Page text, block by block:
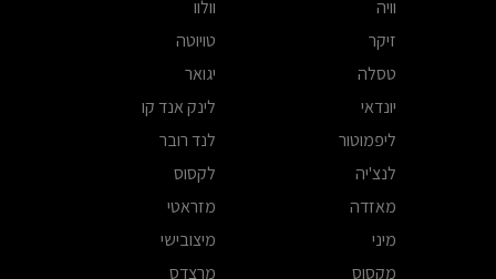
וויה
וולוו
זיקר
טויוטה
טסלה
יגואר
יונדאי
לינק אנד קו
ליפמוטור
לנד רובר
לנצ'יה
לקסוס
מאזדה
מזראטי
מיני
מיצובישי
מקסוס
מרצדס